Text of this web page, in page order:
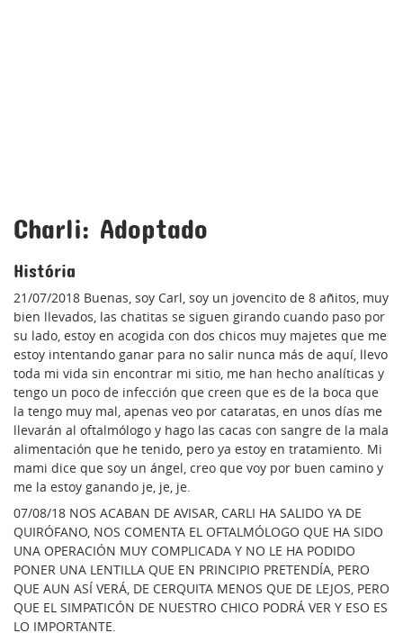
Charli: Adoptado
História
21/07/2018 Buenas, soy Carl, soy un jovencito de 8 añitos, muy
bien llevados, las chatitas se siguen girando cuando paso por
su lado, estoy en acogida con dos chicos muy majetes que me
estoy intentando ganar para no salir nunca más de aquí, llevo
toda mi vida sin encontrar mi sitio, me han hecho analíticas y
tengo un poco de infección que creen que es de la boca que
la tengo muy mal, apenas veo por cataratas, en unos días me
llevarán al oftalmólogo y hago las cacas con sangre de la mala
alimentación que he tenido, pero ya estoy en tratamiento. Mi
mami dice que soy un ángel, creo que voy por buen camino y
me la estoy ganando je, je, je.
07/08/18 NOS ACABAN DE AVISAR, CARLI HA SALIDO YA DE
QUIRÓFANO, NOS COMENTA EL OFTALMÓLOGO QUE HA SIDO
UNA OPERACIÓN MUY COMPLICADA Y NO LE HA PODIDO
PONER UNA LENTILLA QUE EN PRINCIPIO PRETENDÍA, PERO
QUE AUN ASÍ VERÁ, DE CERQUITA MENOS QUE DE LEJOS, PERO
QUE EL SIMPATICÓN DE NUESTRO CHICO PODRÁ VER Y ESO ES
LO IMPORTANTE.